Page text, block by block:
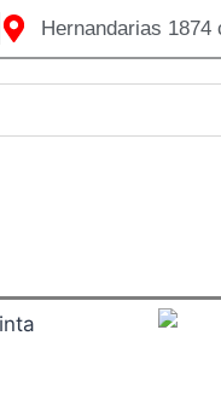
Hernandarias